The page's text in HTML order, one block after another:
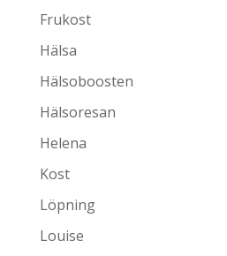
Frukost
Hälsa
Hälsoboosten
Hälsoresan
Helena
Kost
Löpning
Louise